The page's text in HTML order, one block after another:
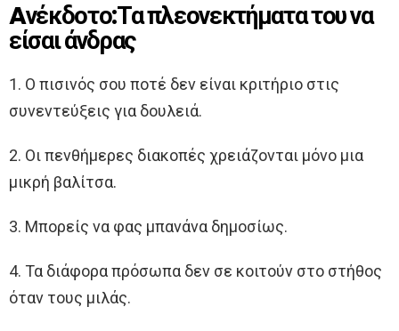
Aνέκδοτο:Τα πλεονεκτήματα του να
είσαι άνδρας
1. Ο πισινός σου ποτέ δεν είναι κριτήριο στις
συνεντεύξεις για δουλειά.
2. Οι πενθήμερες διακοπές χρειάζονται μόνο μια
μικρή βαλίτσα.
3. Μπορείς να φας μπανάνα δημοσίως.
4. Τα διάφορα πρόσωπα δεν σε κοιτούν στο στήθος
όταν τους μιλάς.